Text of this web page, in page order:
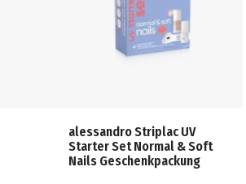
alessandro Striplac UV
Starter Set Normal & Soft
Nails Geschenkpackung